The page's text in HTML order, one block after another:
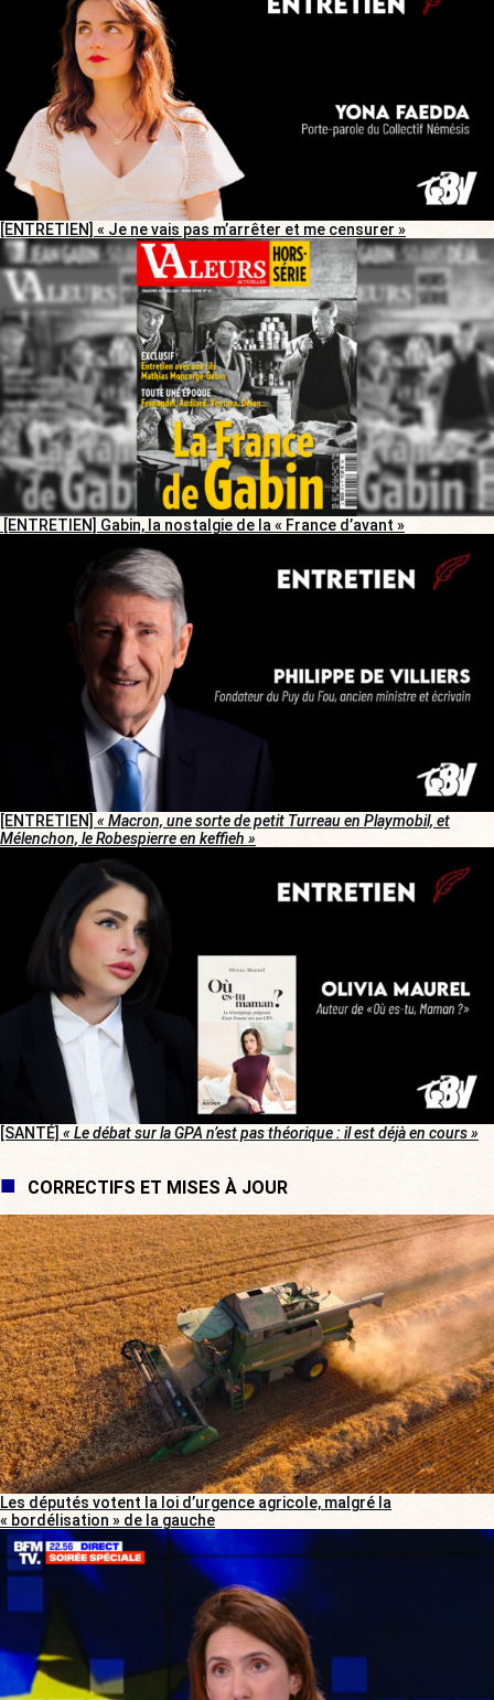
[ENTRETIEN] « Je ne vais pas m’arrêter et me censurer »
[ENTRETIEN] Gabin, la nostalgie de la « France d’avant »
[ENTRETIEN] « Macron, une sorte de petit Turreau en Playmobil, et
Mélenchon, le Robespierre en keffieh »
[SANTÉ] « Le débat sur la GPA n’est pas théorique : il est déjà en cours »
CORRECTIFS ET MISES À JOUR
Les députés votent la loi d’urgence agricole, malgré la
« bordélisation » de la gauche